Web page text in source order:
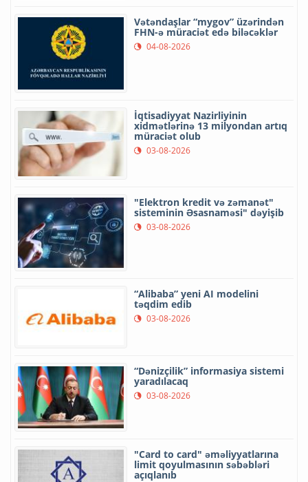
Vətəndaşlar “mygov” üzərindən
FHN-ə müraciət edə biləcəklər
04-08-2026
İqtisadiyyat Nazirliyinin
xidmətlərinə 13 milyondan artıq
müraciət olub
03-08-2026
"Elektron kredit və zəmanət"
sisteminin Əsasnaməsi" dəyişib
03-08-2026
“Alibaba” yeni AI modelini
təqdim edib
03-08-2026
“Dənizçilik” informasiya sistemi
yaradılacaq
03-08-2026
"Card to card" əməliyyatlarına
limit qoyulmasının səbəbləri
açıqlanıb